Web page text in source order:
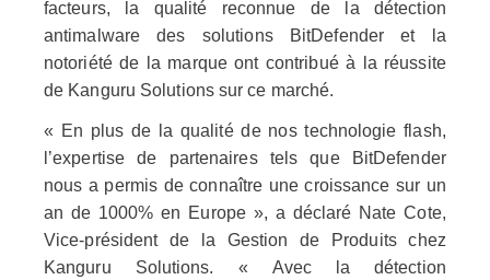
facteurs, la qualité reconnue de la détection
antimalware des solutions BitDefender et la
notoriété de la marque ont contribué à la réussite
de Kanguru Solutions sur ce marché.
« En plus de la qualité de nos technologie flash,
l’expertise de partenaires tels que BitDefender
nous a permis de connaître une croissance sur un
an de 1000% en Europe », a déclaré Nate Cote,
Vice-président de la Gestion de Produits chez
Kanguru Solutions. « Avec la détection